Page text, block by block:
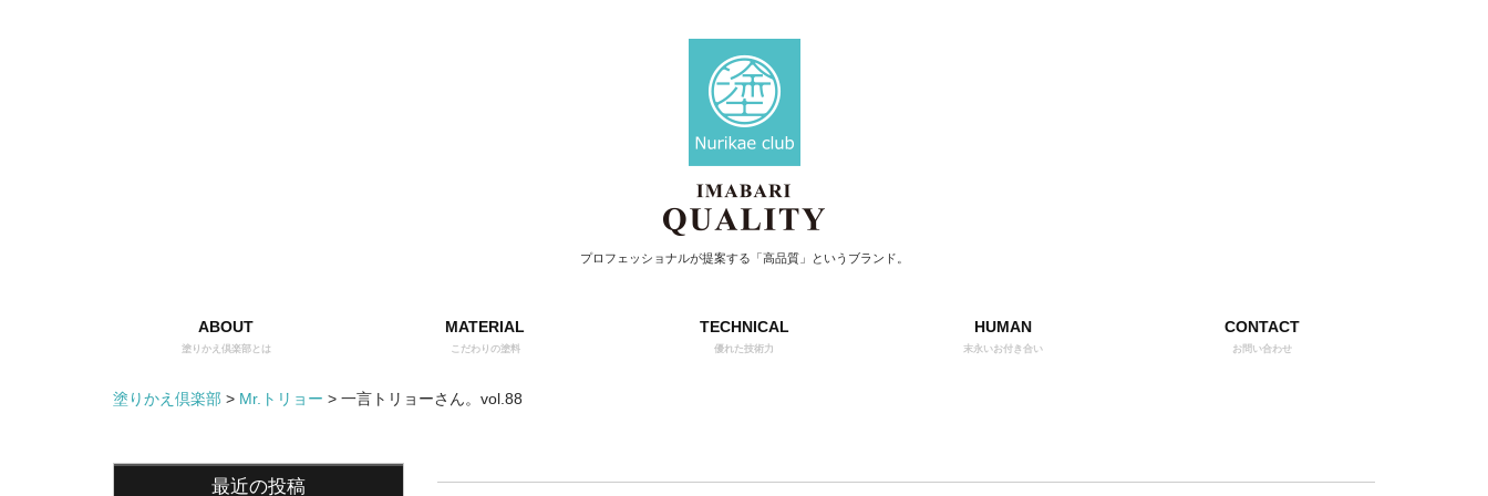
プロフェッショナルが提案する「高品質」というブランド。
ABOUT
塗りかえ倶楽部とは
MATERIAL
こだわりの塗料
TECHNICAL
優れた技術力
HUMAN
末永いお付き合い
CONTACT
お問い合わせ
塗りかえ倶楽部 > Mr.トリョー > 一言トリョーさん。vol.88
最近の投稿